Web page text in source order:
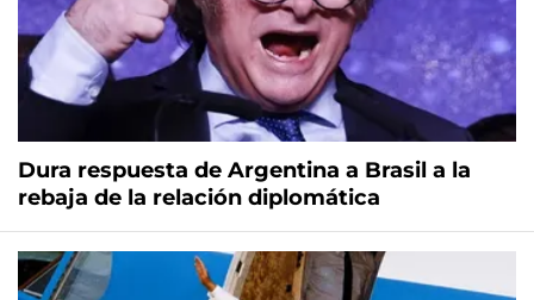
Dura respuesta de Argentina a Brasil a la
rebaja de la relación diplomática